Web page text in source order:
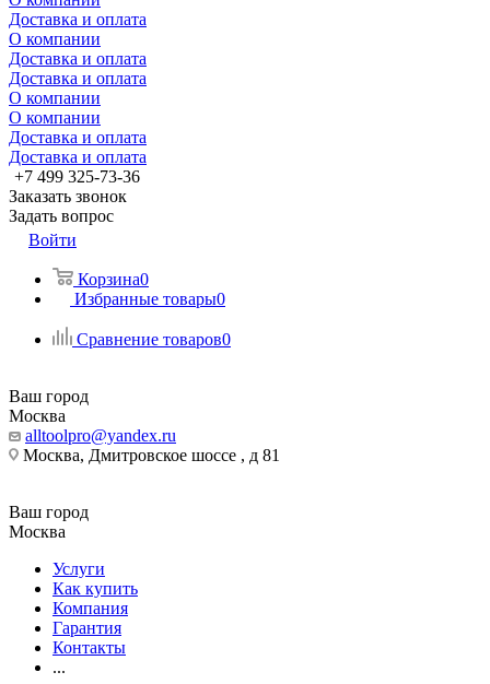
Доставка и оплата
О компании
Доставка и оплата
Доставка и оплата
О компании
О компании
Доставка и оплата
Доставка и оплата
+7 499 325-73-36
Заказать звонок
Задать вопрос
Войти
Корзина0
Избранные товары0
Сравнение товаров0
Ваш город
Москва
alltoolpro@yandex.ru
Москва, Дмитровское шоссе , д 81
Ваш город
Москва
Услуги
Как купить
Компания
Гарантия
Контакты
...